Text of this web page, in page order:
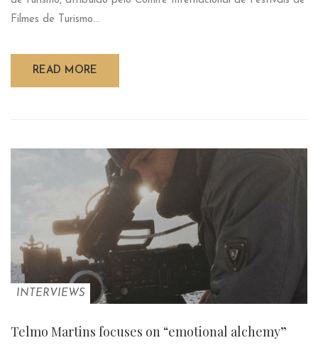
Filmes de Turismo...
READ MORE
INTERVIEWS
Telmo Martins focuses on “emotional alchemy”